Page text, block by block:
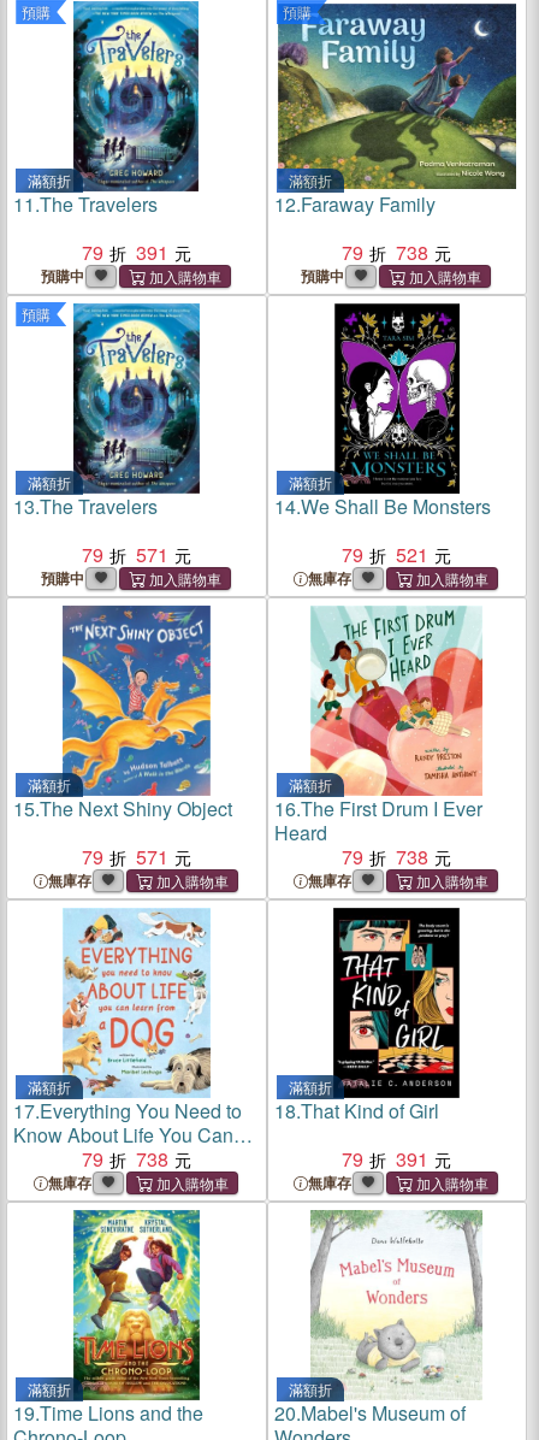
預購
滿額折
11.The Travelers
79
391
預購中
預購
滿額折
12.Faraway Family
79
738
預購中
預購
滿額折
13.The Travelers
79
571
預購中
滿額折
14.We Shall Be Monsters
79
521
無庫存
滿額折
15.The Next Shiny Object
79
571
無庫存
滿額折
16.The First Drum I Ever
Heard
79
738
無庫存
滿額折
17.Everything You Need to
Know About Life You Can
Learn from a Dog
79 738
無庫存
滿額折
18.That Kind of Girl
79
391
無庫存
滿額折
19.Time Lions and the
滿額折
20.Mabel's Museum of